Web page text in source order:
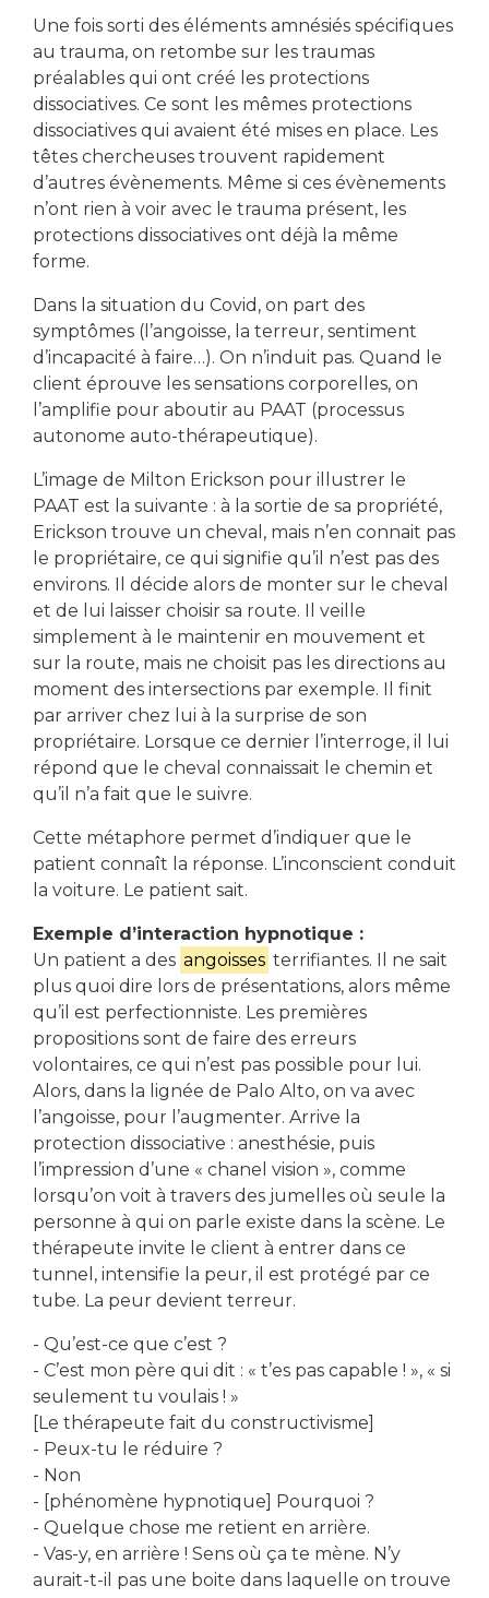
Une fois sorti des éléments amnésiés spécifiques
au trauma, on retombe sur les traumas
préalables qui ont créé les protections
dissociatives. Ce sont les mêmes protections
dissociatives qui avaient été mises en place. Les
têtes chercheuses trouvent rapidement
d’autres évènements. Même si ces évènements
n’ont rien à voir avec le trauma présent, les
protections dissociatives ont déjà la même
forme.
Dans la situation du Covid, on part des
symptômes (l’angoisse, la terreur, sentiment
d’incapacité à faire…). On n’induit pas. Quand le
client éprouve les sensations corporelles, on
l’amplifie pour aboutir au PAAT (processus
autonome auto-thérapeutique).
L’image de Milton Erickson pour illustrer le
PAAT est la suivante : à la sortie de sa propriété,
Erickson trouve un cheval, mais n’en connait pas
le propriétaire, ce qui signifie qu’il n’est pas des
environs. Il décide alors de monter sur le cheval
et de lui laisser choisir sa route. Il veille
simplement à le maintenir en mouvement et
sur la route, mais ne choisit pas les directions au
moment des intersections par exemple. Il finit
par arriver chez lui à la surprise de son
propriétaire. Lorsque ce dernier l’interroge, il lui
répond que le cheval connaissait le chemin et
qu’il n’a fait que le suivre.
Cette métaphore permet d’indiquer que le
patient connaît la réponse. L’inconscient conduit
la voiture. Le patient sait.
Exemple d’interaction hypnotique :
Un patient a des angoisses terrifiantes. Il ne sait
plus quoi dire lors de présentations, alors même
qu’il est perfectionniste. Les premières
propositions sont de faire des erreurs
volontaires, ce qui n’est pas possible pour lui.
Alors, dans la lignée de Palo Alto, on va avec
l’angoisse, pour l’augmenter. Arrive la
protection dissociative : anesthésie, puis
l’impression d’une « chanel vision », comme
lorsqu’on voit à travers des jumelles où seule la
personne à qui on parle existe dans la scène. Le
thérapeute invite le client à entrer dans ce
tunnel, intensifie la peur, il est protégé par ce
tube. La peur devient terreur.
- Qu’est-ce que c’est ?
- C’est mon père qui dit : « t’es pas capable ! », « si
seulement tu voulais ! »
[Le thérapeute fait du constructivisme]
- Peux-tu le réduire ?
- Non
- [phénomène hypnotique] Pourquoi ?
- Quelque chose me retient en arrière.
- Vas-y, en arrière ! Sens où ça te mène. N’y
aurait-t-il pas une boite dans laquelle on trouve